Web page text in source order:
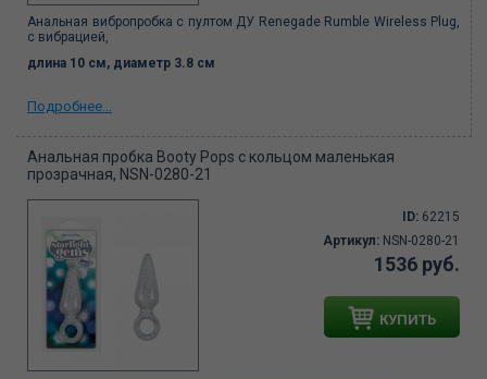
Анальная вибропробка с пултом ДУ Renegade Rumble Wireless Plug,
c вибрацией,
длина 10 см, диаметр 3.8 см
Подробнее...
Анальная пробка Booty Pops с кольцом маленькая
прозрачная, NSN-0280-21
ID: 62215
Артикул: NSN-0280-21
1536 руб.
КУПИТЬ